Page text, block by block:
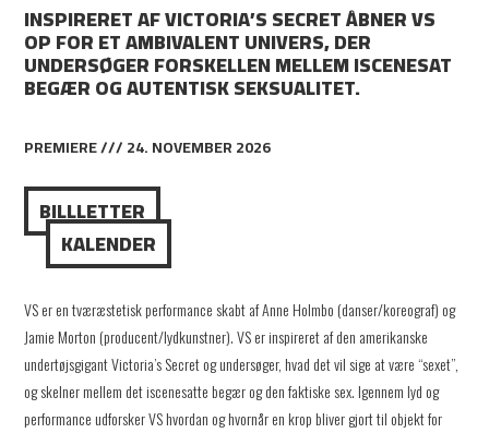
INSPIRERET AF VICTORIA’S SECRET ÅBNER VS
OP FOR ET AMBIVALENT UNIVERS, DER
UNDERSØGER FORSKELLEN MELLEM ISCENESAT
BEGÆR OG AUTENTISK SEKSUALITET.
PREMIERE /// 24. NOVEMBER 2026
BILLLETTER
KALENDER
VS er en tværæstetisk performance skabt af Anne Holmbo (danser/koreograf) og
Jamie Morton (producent/lydkunstner). VS er inspireret af den amerikanske
undertøjsgigant Victoria’s Secret og undersøger, hvad det vil sige at være “sexet”,
og skelner mellem det iscenesatte begær og den faktiske sex. Igennem lyd og
performance udforsker VS hvordan og hvornår en krop bliver gjort til objekt for